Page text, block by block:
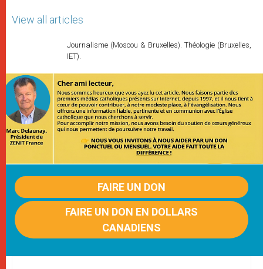
View all articles
Journalisme (Moscou & Bruxelles). Théologie (Bruxelles,
IET).
FAIRE UN DON
FAIRE UN DON EN DOLLARS
CANADIENS